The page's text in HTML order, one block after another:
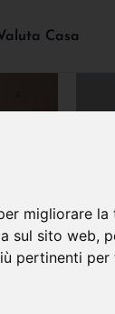
migliorare
sul sito web,
pertinenti per
Casa